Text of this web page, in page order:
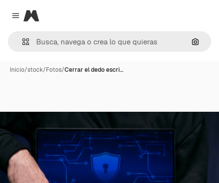
Close menu
Magnific
Inicio/stock/Fotos/Cerrar el dedo escri…